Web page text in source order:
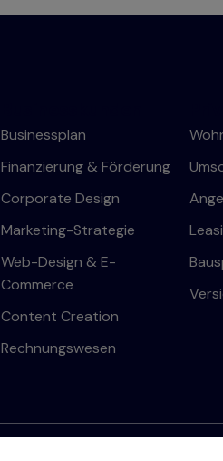
Businessplan
Finanzierung & Förderung
Corporate Design
Marketing-Strategie
Web-Design & E-
Commerce
Content Creation
Rechnungswesen